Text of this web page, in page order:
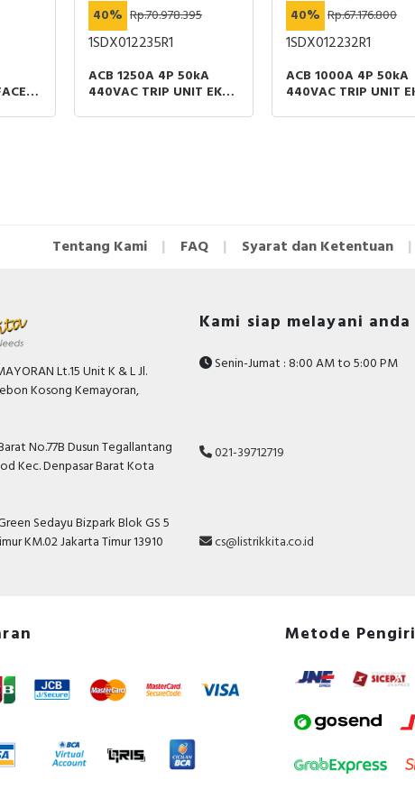
aplikasi perumahan.
berbelanja!
40% Rp.70.978.395
1SDX012235R1
ACB 1250A 4P 50kA
440VAC TRIP UNIT EK-1
40% Rp.67.176.800
1SDX012232R1
ACB 1000A 4P 50kA
440VAC TRIP UNIT
Tentang Kami FAQ Syarat dan Ketentuan
Lt.15 Unit K & L Jl.
Kosong Kemayoran,
No.77B Dusun Tegallantang
Kec. Denpasar Barat Kota
Sedayu Bizpark Blok GS 5
KM.02 Jakarta Timur 13910
Kami siap melayani anda
Senin-Jumat : 8:00 AM to 5:00 PM
021-39712719
cs@listrikkita.co.id
Metode